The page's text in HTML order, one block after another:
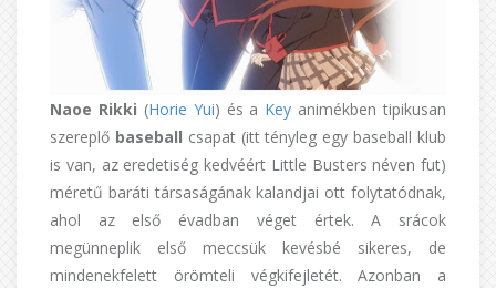
Naoe Rikki (Horie Yui) és a Key animékben tipikusan
szereplő baseball csapat (itt tényleg egy baseball klub
is van, az eredetiség kedvéért Little Busters néven fut)
méretű baráti társaságának kalandjai ott folytatódnak,
ahol az első évadban véget értek. A srácok
megünneplik első meccsük kevésbé sikeres, de
mindenekfelett örömteli végkifejletét. Azonban a